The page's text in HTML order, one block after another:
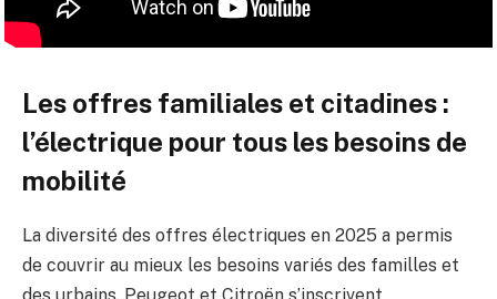
Les offres familiales et citadines :
l’électrique pour tous les besoins de
mobilité
La diversité des offres électriques en 2025 a permis
de couvrir au mieux les besoins variés des familles et